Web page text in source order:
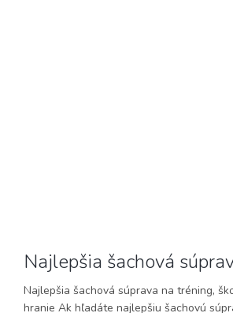
Najlepšia šachová
Najlepšia šachová súprava na tréning,
hranie Ak hľadáte najlepšiu šachovú